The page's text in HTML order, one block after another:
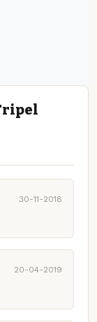
30-11-2018
20-04-2019